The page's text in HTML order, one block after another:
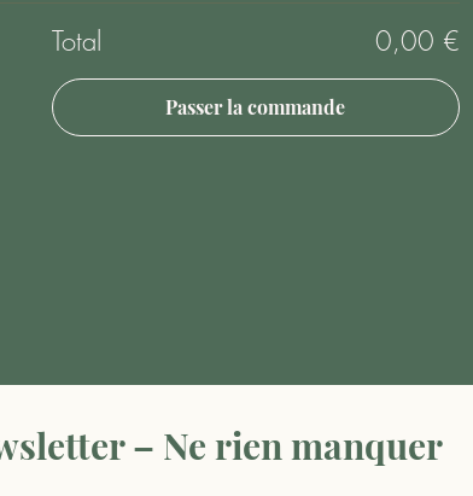
Total 0,00 €
Passer la commande
– Ne rien manquer